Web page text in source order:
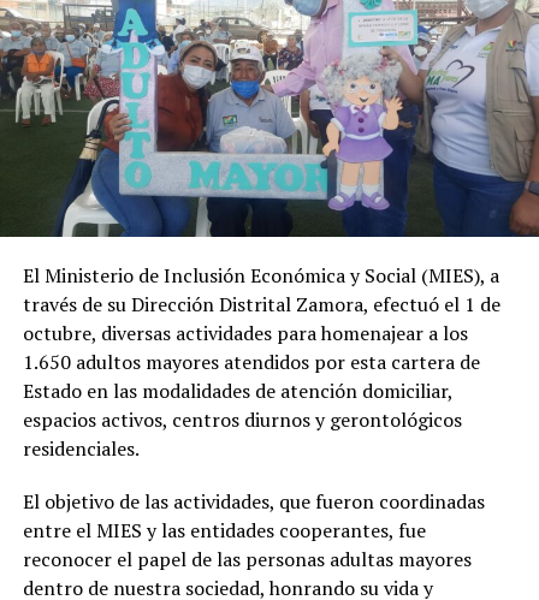
El Ministerio de Inclusión Económica y Social (MIES), a
través de su Dirección Distrital Zamora, efectuó el 1 de
octubre, diversas actividades para homenajear a los
1.650 adultos mayores atendidos por esta cartera de
Estado en las modalidades de atención domiciliar,
espacios activos, centros diurnos y gerontológicos
residenciales.
El objetivo de las actividades, que fueron coordinadas
entre el MIES y las entidades cooperantes, fue
reconocer el papel de las personas adultas mayores
dentro de nuestra sociedad, honrando su vida y